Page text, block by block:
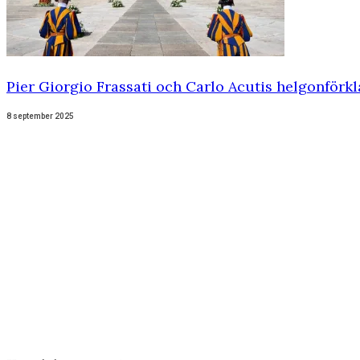
Pier Giorgio Frassati och Carlo Acutis
8 september 2025